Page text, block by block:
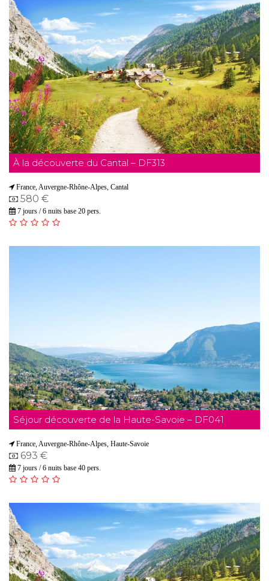
À la découverte du Cantal – DF313
France, Auvergne-Rhône-Alpes, Cantal
580 €
7 jours / 6 nuits base 20 pers.
Séjour découverte de la Haute-Savoie – DF041
France, Auvergne-Rhône-Alpes, Haute-Savoie
693 €
7 jours / 6 nuits base 40 pers.